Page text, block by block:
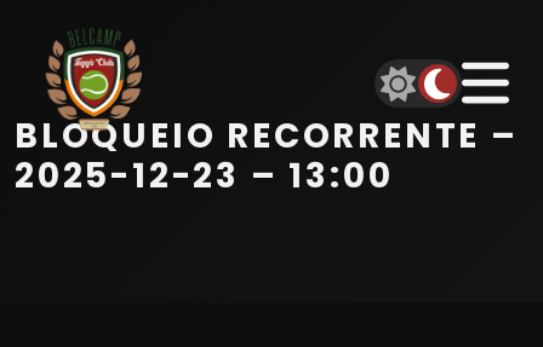
Início
Equipa
Serviços
BLOQUEIO RECORRENTE –
2025-12-23 – 13:00